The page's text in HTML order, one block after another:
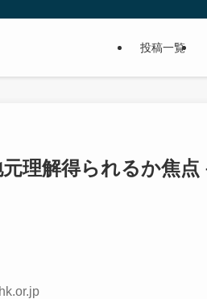
投稿一覧
理解得られるか焦点